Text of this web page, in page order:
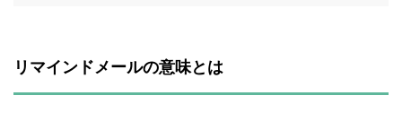
リマインドメールの意味とは